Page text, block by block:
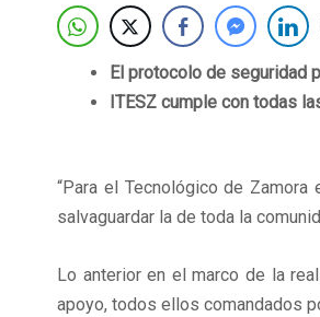
El protocolo de seguridad
ITESZ cumple con todas
“Para el Tecnológico de
salvaguardar la de toda la
Lo anterior en el marco de la
apoyo, todos ellos comandados